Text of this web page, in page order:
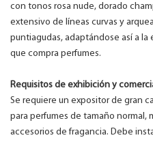
con tonos rosa nude, dorado
extensivo de líneas curvas y
puntiagudas, adaptándose así a
que compra perfumes.
Requisitos de exhibición y
Se requiere un expositor de gran
para perfumes de tamaño normal,
accesorios de fragancia. Debe